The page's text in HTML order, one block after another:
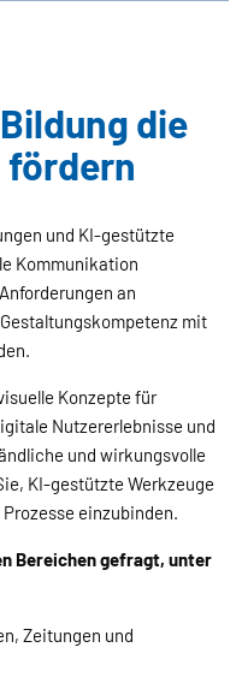
die
fördern
und KI-gestützte
Kommunikation
an
mit
Konzepte für
Nutzererlebnisse und
und wirkungsvolle
KI-gestützte Werkzeuge
einzubinden.
Bereichen gefragt, unter
Zeitungen und